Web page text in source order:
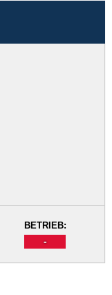
BETRIEB:
-